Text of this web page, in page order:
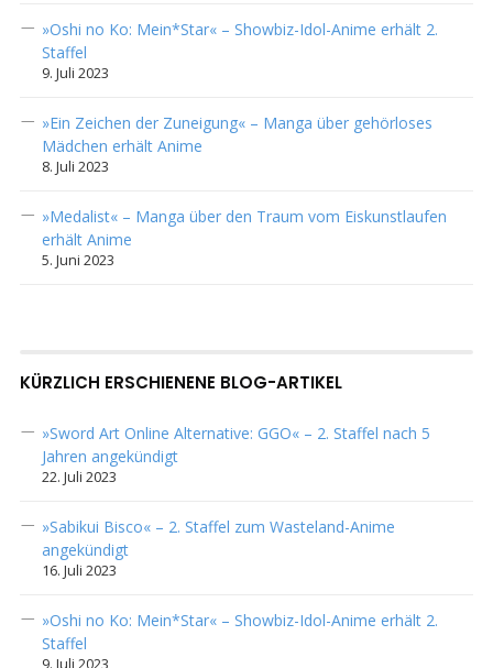
»Oshi no Ko: Mein*Star« – Showbiz-Idol-Anime erhält 2.
Staffel
9. Juli 2023
»Ein Zeichen der Zuneigung« – Manga über gehörloses
Mädchen erhält Anime
8. Juli 2023
»Medalist« – Manga über den Traum vom Eiskunstlaufen
erhält Anime
5. Juni 2023
KÜRZLICH ERSCHIENENE BLOG-ARTIKEL
»Sword Art Online Alternative: GGO« – 2. Staffel nach 5
Jahren angekündigt
22. Juli 2023
»Sabikui Bisco« – 2. Staffel zum Wasteland-Anime
angekündigt
16. Juli 2023
»Oshi no Ko: Mein*Star« – Showbiz-Idol-Anime erhält 2.
Staffel
9. Juli 2023